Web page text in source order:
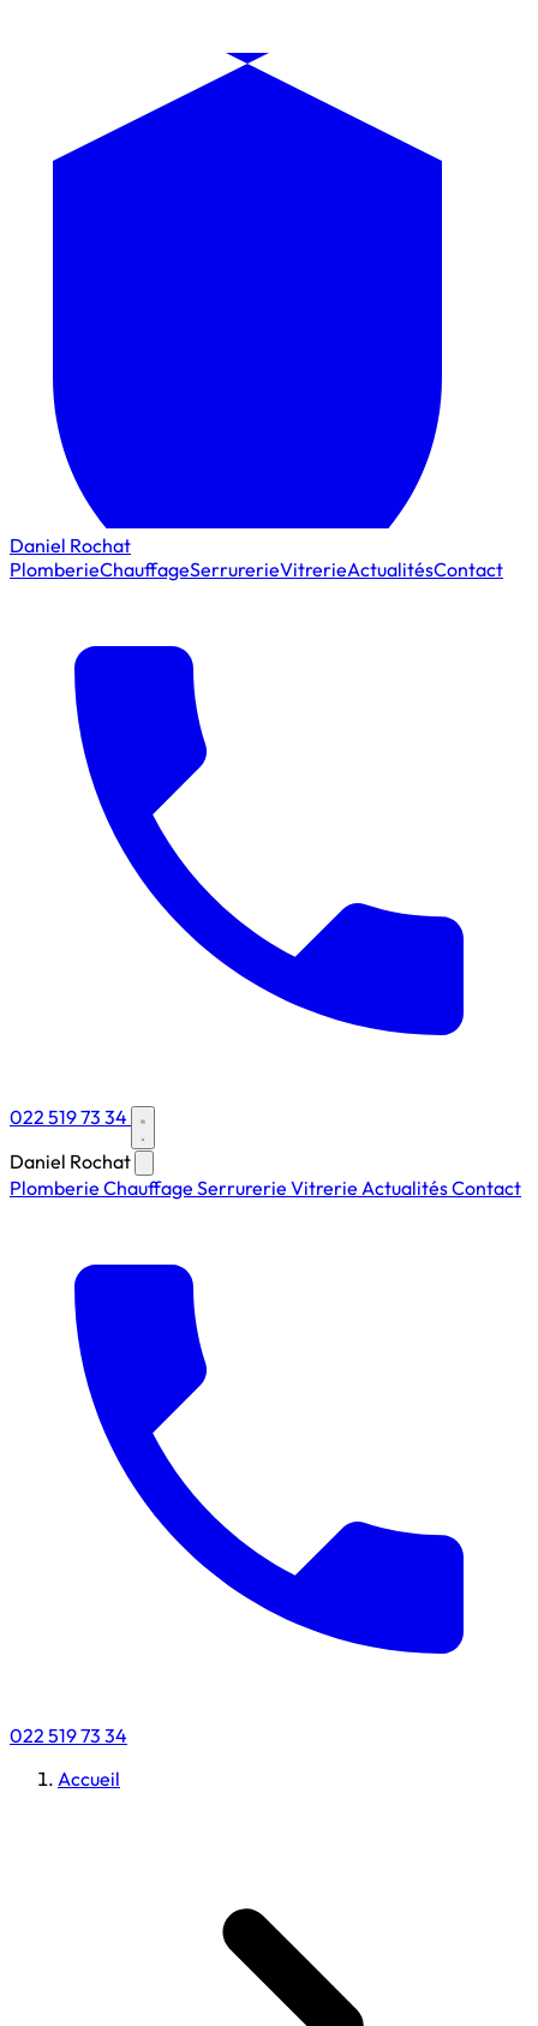
Daniel Rochat
PlomberieChauffageSerrurerieVitrerieActualitésContact
022 519 73 34
Daniel Rochat
Plomberie Chauffage Serrurerie Vitrerie ActualitésContact
022 519 73 34
Accueil